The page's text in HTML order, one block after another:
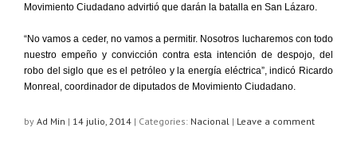
Movimiento Ciudadano advirtió que darán la batalla en San Lázaro.
“No vamos a ceder, no vamos a permitir. Nosotros lucharemos con todo
nuestro empeño y convicción contra esta intención de despojo, del
robo del siglo que es el petróleo y la energía eléctrica”, indicó Ricardo
Monreal, coordinador de diputados de Movimiento Ciudadano.
by Ad Min | 14 julio, 2014 | Categories: Nacional | Leave a comment